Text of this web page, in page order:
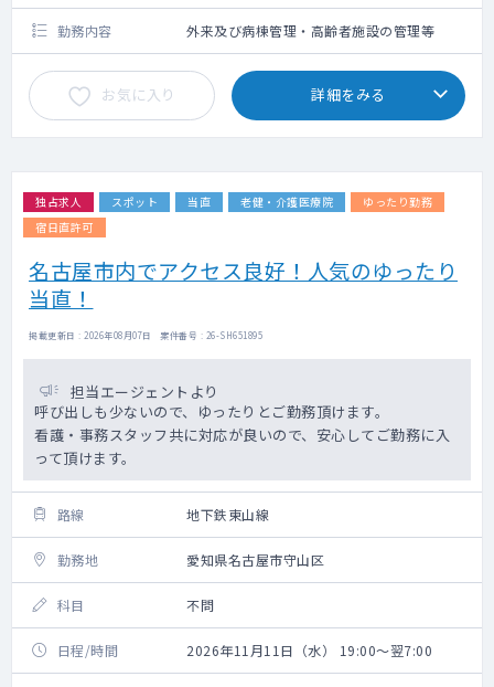
勤務内容 外来及び病棟管理・高齢者施設の管理等
お気に入り 詳細をみる
独占求人 スポット 当直 老健・介護医療院
ゆったり勤務
宿日直許可
名古屋市内でアクセス良好！人気のゆったり
当直！
掲載更新日 : 2026年08月07日 案件番号 : 26-SH651895
担当エージェントより
呼び出しも少ないので、ゆったりとご勤務頂けます。
看護・事務スタッフ共に対応が良いので、安心してご勤務に入
って頂けます。
路線 地下鉄東山線
勤務地 愛知県名古屋市守山区
科目 不問
日程/時間 2026年11月11日（水） 19:00～翌7:00